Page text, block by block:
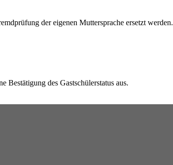
der eigenen Muttersprache ersetzt werden.
Bestätigung des Gastschülerstatus aus.